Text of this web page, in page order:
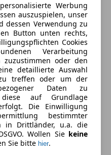
Werbung
auszuspielen, unser
dessen Verwendung zu
Button unten rechts,
Cookies
Verarbeitung
zuzustimmen oder den
detaillierte Auswahl
treffen oder um der
Daten zu
auf Grundlage
Die Einwilligung
bestimmter
in Drittländer, u.a. die
Wollen Sie keine
Sie bitte hier.